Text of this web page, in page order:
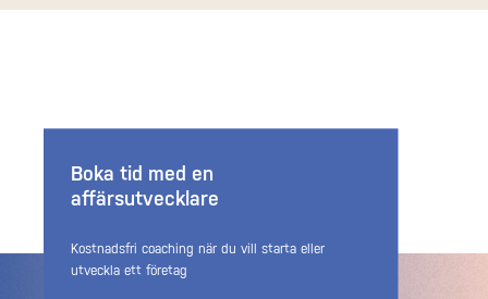
Boka tid med en
affärsutvecklare
Kostnadsfri coaching när du vill starta eller
utveckla ett företag